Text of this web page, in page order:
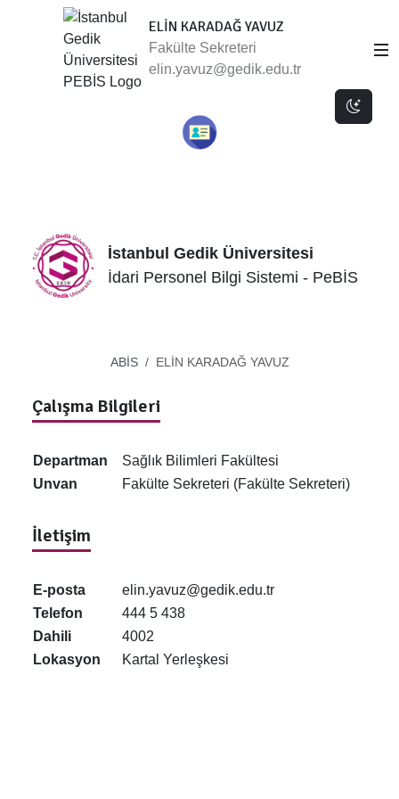
Dark
ELİN KARADAĞ YAVUZ
Fakülte Sekreteri
elin.yavuz@gedik.edu.tr
İstanbul Gedik Üniversitesi
İdari Personel Bilgi Sistemi - PeBİS
ABİS ELİN KARADAĞ YAVUZ
Çalışma Bilgileri
Departman
Sağlık Bilimleri Fakültesi
Unvan
Fakülte Sekreteri (Fakülte Sekreteri)
İletişim
E-posta
elin.yavuz@gedik.edu.tr
Telefon
444 5 438
Dahili
4002
Lokasyon
Kartal Yerleşkesi